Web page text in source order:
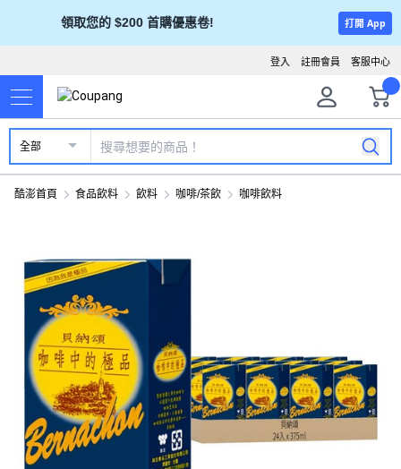
領取您的 $200 首購優惠卷! 打開 App
客服中心
註冊會員
登入
全部
酷澎首頁 食品飲料 飲料 咖啡/茶飲 咖啡飲料